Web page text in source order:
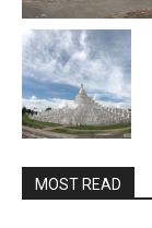
MOST READ